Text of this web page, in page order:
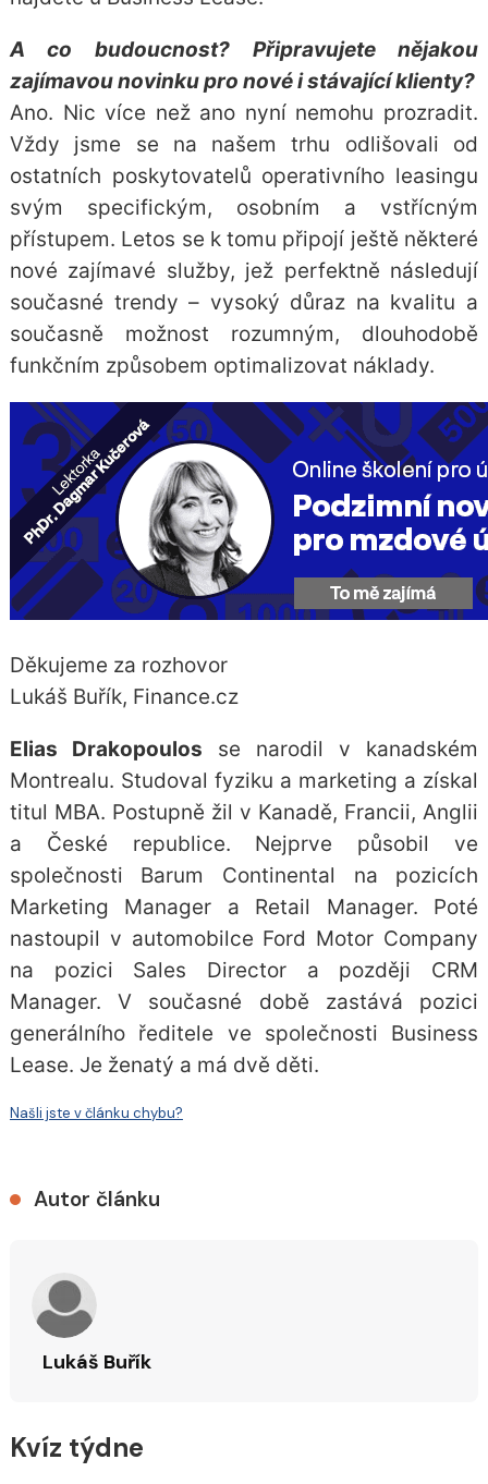
A co budoucnost? Připravujete nějakou
zajímavou novinku pro nové i stávající klienty?
Ano. Nic více než ano nyní nemohu prozradit.
Vždy jsme se na našem trhu odlišovali od
ostatních poskytovatelů operativního leasingu
svým specifickým, osobním a vstřícným
přístupem. Letos se k tomu připojí ještě některé
nové zajímavé služby, jež perfektně následují
současné trendy – vysoký důraz na kvalitu a
současně možnost rozumným, dlouhodobě
funkčním způsobem optimalizovat náklady.
Děkujeme za rozhovor
Lukáš Buřík, Finance.cz
Elias Drakopoulos se narodil v kanadském
Montrealu. Studoval fyziku a marketing a získal
titul MBA. Postupně žil v Kanadě, Francii, Anglii
a České republice. Nejprve působil ve
společnosti Barum Continental na pozicích
Marketing Manager a Retail Manager. Poté
nastoupil v automobilce Ford Motor Company
na pozici Sales Director a později CRM
Manager. V současné době zastává pozici
generálního ředitele ve společnosti Business
Lease. Je ženatý a má dvě děti.
Našli jste v článku chybu?
Autor článku
Lukáš Buřík
Kvíz týdne